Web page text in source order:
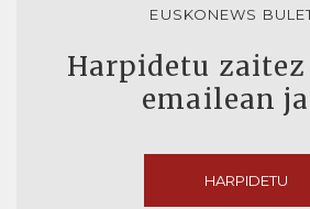
EUSKONEWS
Harpidetu zaitez
emailean
HARPIDETU